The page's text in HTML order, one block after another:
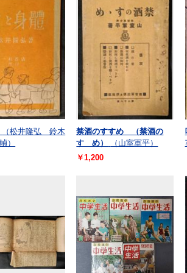
（松井隆弘 鈴木
）
禁酒のすすめ （禁酒の
すゝめ）
（山室軍平）
￥1,200